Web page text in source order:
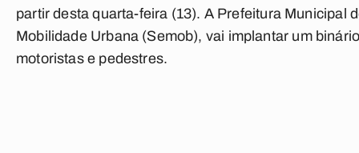
partir desta quarta-feira (13). A Prefeitura Municipal
Mobilidade Urbana (Semob), vai implantar um
motoristas e pedestres.